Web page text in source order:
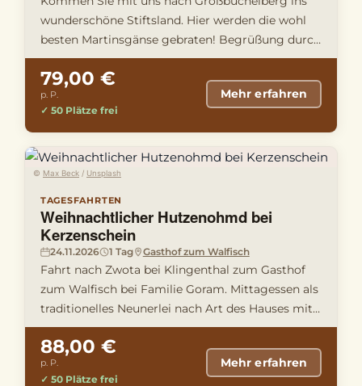
wunderschöne Stiftsland. Hier werden die wohl
besten Martinsgänse gebraten! Begrüßung durch
Familie Lang von der Pete …
79,00 €
p. P.
✓ 50 Plätze frei
Mehr erfahren
© Max Beck / Unsplash
TAGESFAHRTEN
Weihnachtlicher Hutzenohmd bei
Kerzenschein
24.11.2026 1 Tag Gasthof zum Walfisch
Fahrt nach Zwota bei Klingenthal zum Gasthof
zum Walfisch bei Familie Goram. Mittagessen als
traditionelles Neunerlei nach Art des Hauses mit
Erklärungen über d …
88,00 €
p. P.
✓ 50 Plätze frei
Mehr erfahren